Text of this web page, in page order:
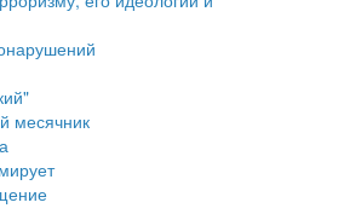
проектирования
и застройки
месячник